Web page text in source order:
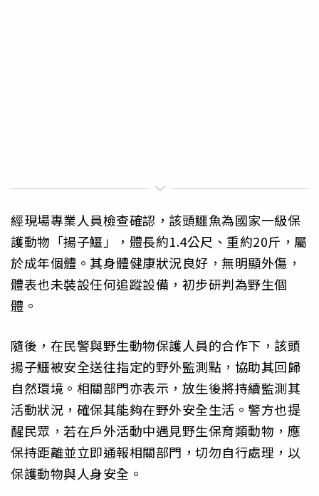
經現場專業人員檢查確認，該頭鱷魚為國家一級保
護動物「揚子鱷」，體長約1.4公尺、重約20斤，屬
於成年個體。其身體健康狀況良好，無明顯外傷，
體表也未裝設任何追蹤設備，初步研判為野生個
體。
隨後，在民警與野生動物保護人員的合作下，該頭
揚子鱷被安全送往指定的野外監測點，協助其回歸
自然環境。相關部門亦表示，放生後將持續監測其
活動狀況，確保其能夠在野外安全生活。警方也提
醒民眾，若在戶外活動中遇見野生保育類動物，應
保持距離並立即通報相關部門，切勿自行處理，以
保護動物與人身安全。